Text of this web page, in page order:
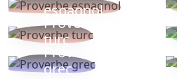
espagnol
Proverbe
turc
Proverbe
grec